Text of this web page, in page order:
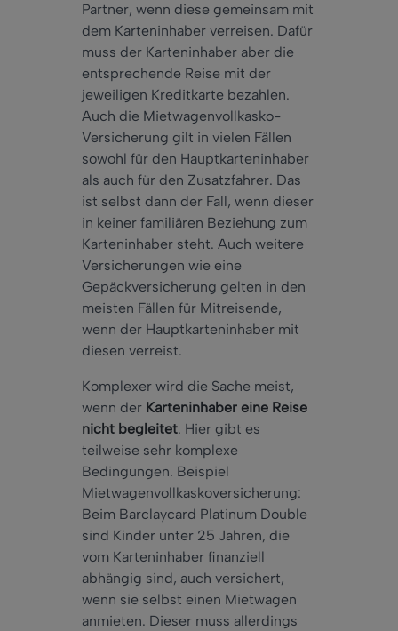
Partner, wenn diese gemeinsam mit
dem Karteninhaber verreisen. Dafür
muss der Karteninhaber aber die
entsprechende Reise mit der
jeweiligen Kreditkarte bezahlen.
Auch die Mietwagenvollkasko-
Versicherung gilt in vielen Fällen
sowohl für den Hauptkarteninhaber
als auch für den Zusatzfahrer. Das
ist selbst dann der Fall, wenn dieser
in keiner familiären Beziehung zum
Karteninhaber steht. Auch weitere
Versicherungen wie eine
Gepäckversicherung gelten in den
meisten Fällen für Mitreisende,
wenn der Hauptkarteninhaber mit
diesen verreist.
Komplexer wird die Sache meist,
wenn der Karteninhaber eine Reise
nicht begleitet. Hier gibt es
teilweise sehr komplexe
Bedingungen. Beispiel
Mietwagenvollkaskoversicherung:
Beim Barclaycard Platinum Double
sind Kinder unter 25 Jahren, die
vom Karteninhaber finanziell
abhängig sind, auch versichert,
wenn sie selbst einen Mietwagen
anmieten. Dieser muss allerdings